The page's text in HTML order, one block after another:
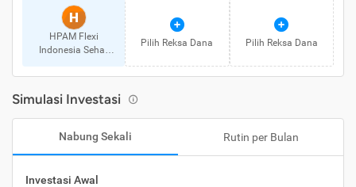
H
HPAM Flexi
Indonesia Sehat
Pilih Reksa Dana Pilih Reksa Dana
Simulasi Investasi
Nabung Sekali Rutin per Bulan
Investasi Awal